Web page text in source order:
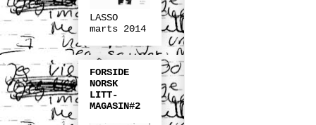
LASSO
marts 2014
FORSIDE
NORSK
LITT-
MAGASIN#2